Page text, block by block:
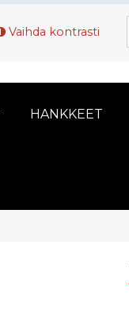
Vaihda kontrasti
HANKKEET